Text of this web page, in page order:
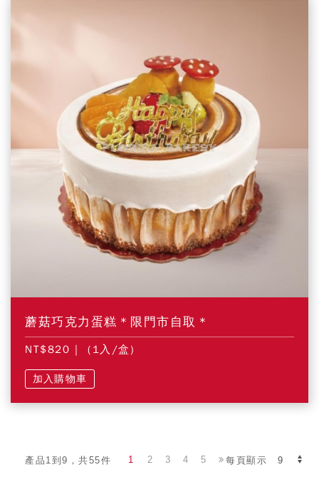
蘑菇巧克力蛋糕＊限門市自取＊
NT$820 | (1入/盒)
加入購物車
產品1到9，共55件 每頁顯示
1 2 3 4 5